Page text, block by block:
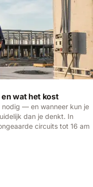
wat het kost
nodig — en wanneer kun je
dan je denkt. In
circuits tot 16 am